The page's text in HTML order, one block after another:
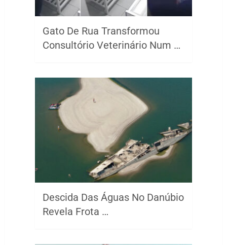
Gato De Rua Transformou
Consultório Veterinário Num …
Descida Das Águas No Danúbio
Revela Frota …